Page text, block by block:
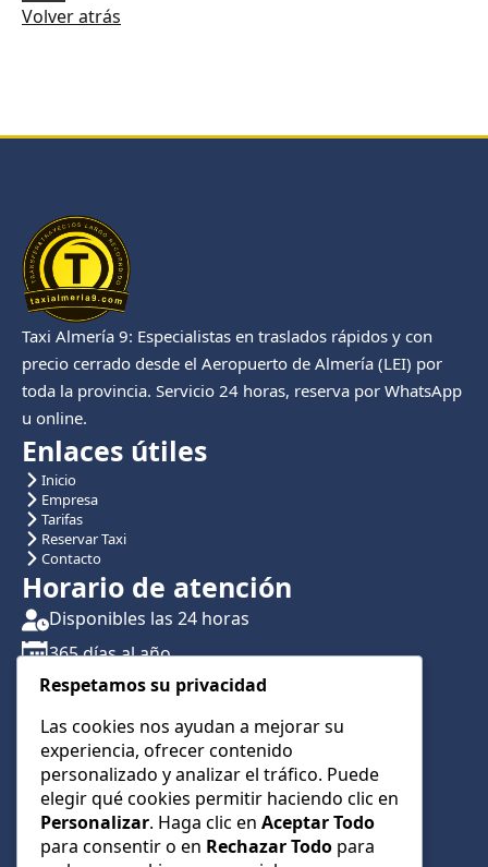
Volver atrás
Taxi Almería 9: Especialistas en traslados rápidos y con
precio cerrado desde el Aeropuerto de Almería (LEI) por
toda la provincia. Servicio 24 horas, reserva por WhatsApp
u online.
Enlaces útiles
Inicio
Empresa
Tarifas
Reservar Taxi
Contacto
Horario de atención
Disponibles las 24 horas
365 días al año
Traslados con reserva previa
Atención por teléfono y WhatsApp 24/7
CONTÁCTANOS
+34 622 01 23 74
+34 622 01 23 74
Respetamos su privacidad
Las cookies nos ayudan a mejorar su
experiencia, ofrecer contenido
personalizado y analizar el tráfico. Puede
elegir qué cookies permitir haciendo clic en
Personalizar. Haga clic en Aceptar Todo
para consentir o en Rechazar Todo para